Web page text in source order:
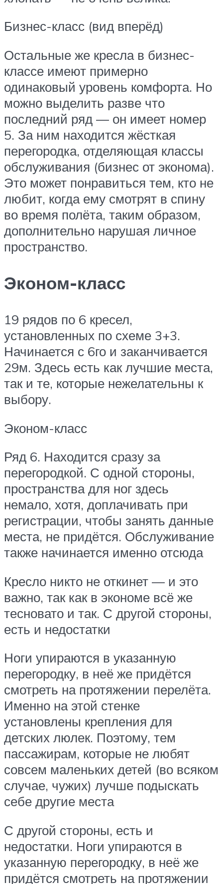
Бизнес-класс (вид вперёд)
Остальные же кресла в бизнес-
классе имеют примерно
одинаковый уровень комфорта. Но
можно выделить разве что
последний ряд — он имеет номер
5. За ним находится жёсткая
перегородка, отделяющая классы
обслуживания (бизнес от эконома).
Это может понравиться тем, кто не
любит, когда ему смотрят в спину
во время полёта, таким образом,
дополнительно нарушая личное
пространство.
Эконом-класс
19 рядов по 6 кресел,
установленных по схеме 3+3.
Начинается с 6го и заканчивается
29м. Здесь есть как лучшие места,
так и те, которые нежелательны к
выбору.
Эконом-класс
Ряд 6. Находится сразу за
перегородкой. С одной стороны,
пространства для ног здесь
немало, хотя, доплачивать при
регистрации, чтобы занять данные
места, не придётся. Обслуживание
также начинается именно отсюда
Кресло никто не откинет — и это
важно, так как в экономе всё же
тесновато и так. С другой стороны,
есть и недостатки
Ноги упираются в указанную
перегородку, в неё же придётся
смотреть на протяжении перелёта.
Именно на этой стенке
установлены крепления для
детских люлек. Поэтому, тем
пассажирам, которые не любят
совсем маленьких детей (во всяком
случае, чужих) лучше подыскать
себе другие места
С другой стороны, есть и
недостатки. Ноги упираются в
указанную перегородку, в неё же
придётся смотреть на протяжении